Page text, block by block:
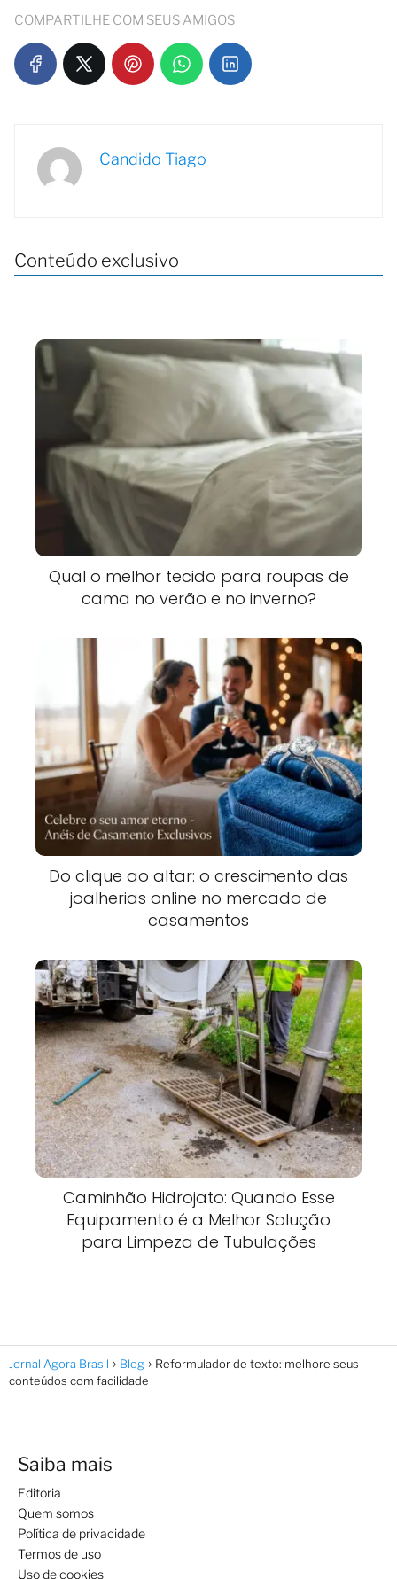
COMPARTILHE COM SEUS AMIGOS
Candido Tiago
Conteúdo exclusivo
Qual o melhor tecido para roupas de
cama no verão e no inverno?
Do clique ao altar: o crescimento das
joalherias online no mercado de
casamentos
Caminhão Hidrojato: Quando Esse
Equipamento é a Melhor Solução
para Limpeza de Tubulações
Jornal Agora Brasil Blog
Reformulador de texto: melhore seus
conteúdos com facilidade
Saiba mais
Editoria
Quem somos
Política de privacidade
Termos de uso
Uso de cookies